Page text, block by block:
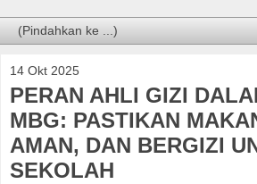
14 Okt 2025
PERAN AHLI GIZI
MBG: PASTIKAN
AMAN, DAN BERGIZI
SEKOLAH